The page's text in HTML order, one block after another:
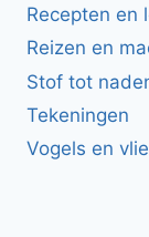
Recepten en
Reizen en
Stof tot
Tekeningen
Vogels en